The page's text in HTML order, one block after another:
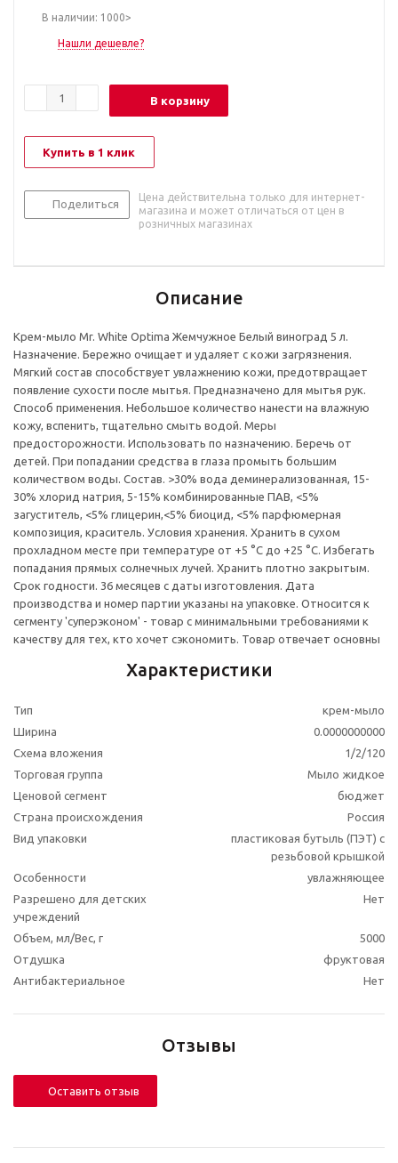
В наличии: 1000>
Нашли дешевле?
В корзину
Купить в 1 клик
Поделиться
Цена действительна только для интернет-
магазина и может отличаться от цен в
розничных магазинах
Описание
Крем-мыло Mr. White Optima Жемчужное Белый виноград 5 л.
Назначение. Бережно очищает и удаляет с кожи загрязнения.
Мягкий состав способствует увлажнению кожи, предотвращает
появление сухости после мытья. Предназначено для мытья рук.
Способ применения. Небольшое количество нанести на влажную
кожу, вспенить, тщательно смыть водой. Меры
предосторожности. Использовать по назначению. Беречь от
детей. При попадании средства в глаза промыть большим
количеством воды. Состав. >30% вода деминерализованная, 15-
30% хлорид натрия, 5-15% комбинированные ПАВ, <5%
загуститель, <5% глицерин,<5% биоцид, <5% парфюмерная
композиция, краситель. Условия хранения. Хранить в сухом
прохладном месте при температуре от +5 °С до +25 °С. Избегать
попадания прямых солнечных лучей. Хранить плотно закрытым.
Срок годности. 36 месяцев с даты изготовления. Дата
производства и номер партии указаны на упаковке. Относится к
сегменту 'суперэконом' - товар с минимальными требованиями к
качеству для тех, кто хочет сэкономить. Товар отвечает основны
Характеристики
Тип
крем-мыло
Ширина
0.0000000000
Схема вложения
1/2/120
Торговая группа
Мыло жидкое
Ценовой сегмент
бюджет
Страна происхождения
Россия
Вид упаковки
пластиковая бутыль (ПЭТ) с
резьбовой крышкой
Особенности
увлажняющее
Разрешено для детских
учреждений
Нет
Объем, мл/Вес, г
5000
Отдушка
фруктовая
Антибактериальное
Нет
Отзывы
Оставить отзыв